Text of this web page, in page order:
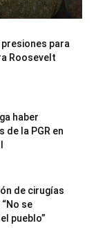
para
Roosevelt
haber
la PGR en
de cirugías
se
pueblo”